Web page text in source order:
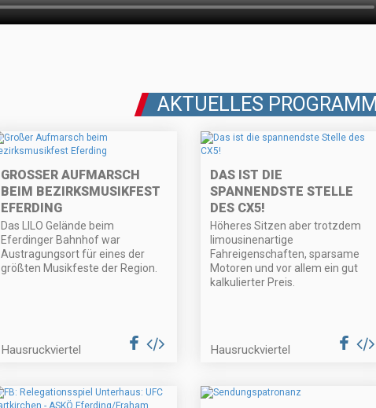
AKTUELLES PROGRAMM
GROSSER AUFMARSCH B
EIM BEZIRKSMUSIKFEST E
FERDING
Das LILO Gelände beim
Eferdinger Bahnhof war
Austragungsort für eines der
größten Musikfeste der Region.
Hausruckviertel
DAS IST DIE
SPANNENDSTE STELLE
DES CX5!
Höheres Sitzen aber trotzdem
limousinenartige
Fahreigenschaften, sparsame
Motoren und vor allem ein gut
kalkulierter Preis.
Hausruckviertel